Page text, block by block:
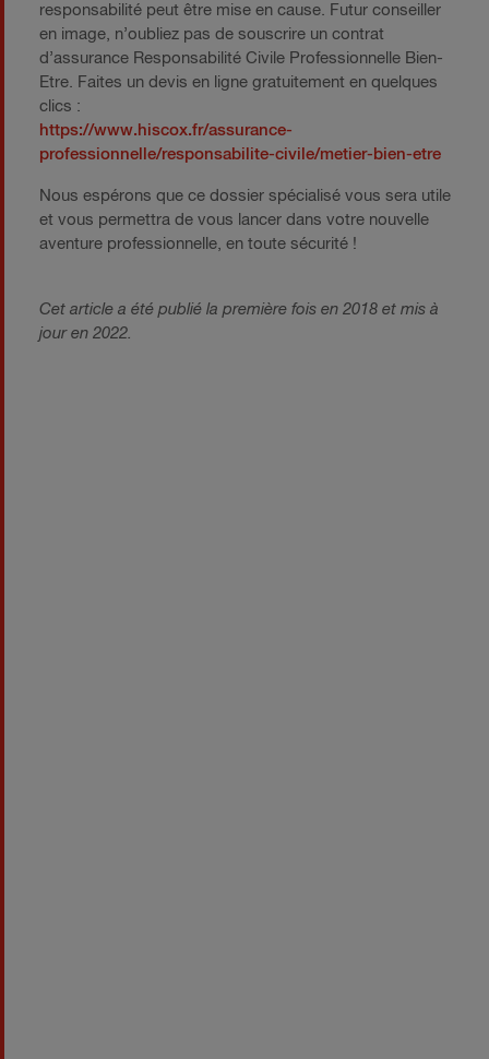
responsabilité peut être mise en cause. Futur conseiller
en image, n’oubliez pas de souscrire un contrat
d’assurance Responsabilité Civile Professionnelle Bien-
Etre. Faites un devis en ligne gratuitement en quelques
clics :
https://www.hiscox.fr/assurance-
professionnelle/responsabilite-civile/metier-bien-etre
Nous espérons que ce dossier spécialisé vous sera utile
et vous permettra de vous lancer dans votre nouvelle
aventure professionnelle, en toute sécurité !
Cet article a été publié la première fois en 2018 et mis à
jour en 2022.